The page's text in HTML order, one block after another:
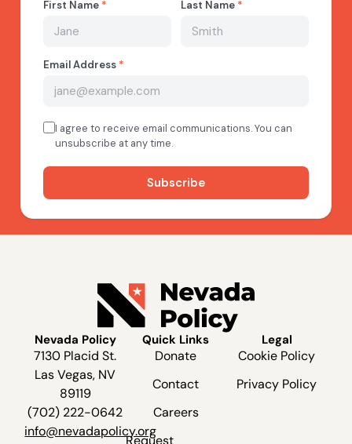
Nevada Policy
7130 Placid St.
Las Vegas, NV
89119
(702) 222-0642
info@nevadapolicy.org
Quick Links
Donate
Contact
Careers
Legal
Cookie Policy
Privacy Policy